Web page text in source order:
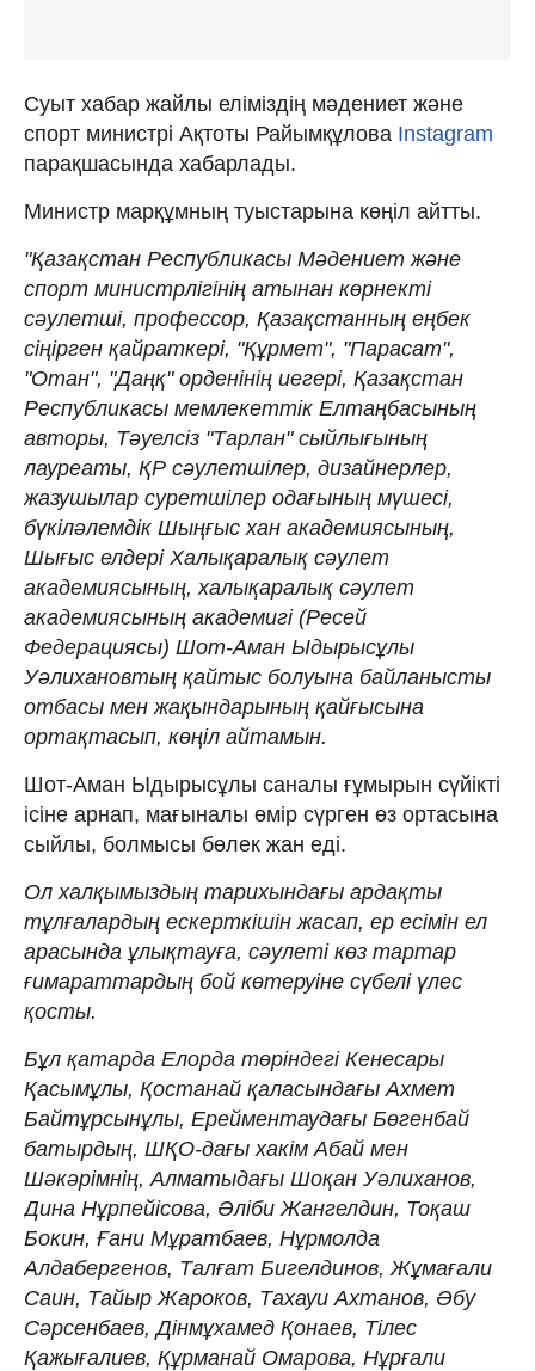
Суыт хабар жайлы еліміздің мәдениет және
спорт министрі Ақтоты Райымқұлова Instagram
парақшасында хабарлады.
Министр марқұмның туыстарына көңіл айтты.
"Қазақстан Республикасы Мəдениет жəне
спорт министрлігінің атынан көрнекті
сәулетші, профессор, Қазақстанның еңбек
сіңірген қайраткері, "Құрмет", "Парасат",
"Отан", "Даңқ" орденінің иегері, Қазақстан
Республикасы мемлекеттік Елтаңбасының
авторы, Тəуелсіз "Тарлан" сыйлығының
лауреаты, ҚР сəулетшілер, дизайнерлер,
жазушылар суретшілер одағының мүшесі,
бүкіләлемдік Шыңғыс хан академиясының,
Шығыс елдері Халықаралық сәулет
академиясының, халықаралық сəулет
академиясының академигі (Ресей
Федерациясы) Шот-Аман Ыдырысұлы
Уәлихановтың қайтыс болуына байланысты
отбасы мен жақындарының қайғысына
ортақтасып, көңіл айтамын.
Шот-Аман Ыдырысұлы саналы ғұмырын сүйікті
ісіне арнап, мағыналы өмір сүрген өз ортасына
сыйлы, болмысы бөлек жан еді.
Ол халқымыздың тарихындағы ардақты
тұлғалардың ескерткішін жасап, ер есімін ел
арасында ұлықтауға, сәулеті көз тартар
ғимараттардың бой көтеруіне сүбелі үлес
қосты.
Бұл қатарда Елорда төріндегі Кенесары
Қасымұлы, Қостанай қаласындағы Ахмет
Байтұрсынұлы, Ерейментаудағы Бөгенбай
батырдың, ШҚО-дағы хакім Абай мен
Шәкәрімнің, Алматыдағы Шоқан Уәлиханов,
Дина Нұрпейісова, Əліби Жангелдин, Тоқаш
Бокин, Ғани Мұратбаев, Нұрмолда
Алдабергенов, Талғат Бигелдинов, Жұмағали
Саин, Тайыр Жароков, Тахауи Ахтанов, Əбу
Сəрсенбаев, Дінмұхамед Қонаев, Тілес
Қажығалиев, Құрманай Омарова, Нұрғали